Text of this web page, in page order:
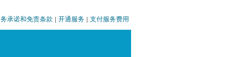
承诺和免责条款 | 开通服务 | 支付服务费用